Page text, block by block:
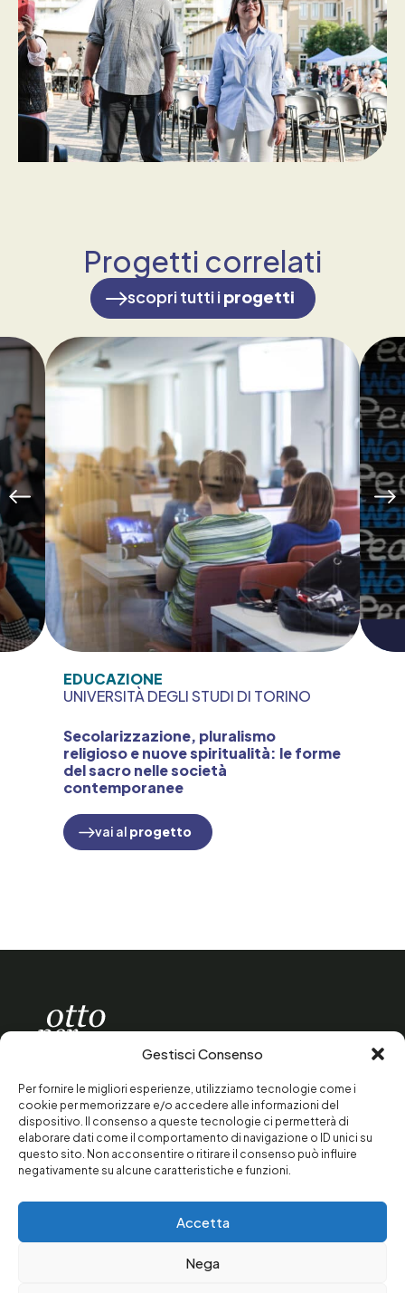
Gestisci Consenso
Per fornire le migliori esperienze, utilizziamo tecnologie come i
cookie per memorizzare e/o accedere alle informazioni del
dispositivo. Il consenso a queste tecnologie ci permetterà di
elaborare dati come il comportamento di navigazione o ID unici su
questo sito. Non acconsentire o ritirare il consenso può influire
negativamente su alcune caratteristiche e funzioni.
Accetta
Nega
Progetti correlati
scopri tutti i progetti
EDUCAZIONE
UNIVERSITÀ DEGLI STUDI DI TORINO
Secolarizzazione, pluralismo
religioso e nuove spiritualità: le forme
del sacro nelle società
contemporanee
vai al progetto
contattaci
presenta unprogetto
Per saperne di più sulla Soka Gakkai e il Buddismo di
Contatti